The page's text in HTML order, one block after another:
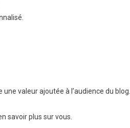
valeur ajoutée à l’audience du blog.
savoir plus sur vous.